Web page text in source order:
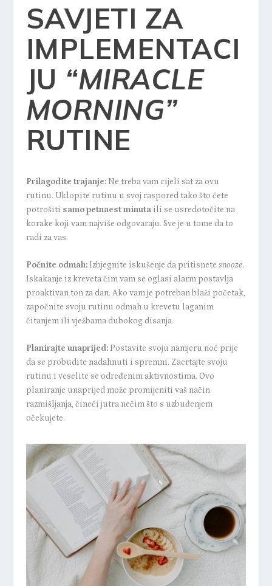
SAVJETI ZA
IMPLEMENTACI
JU “MIRACLE
MORNING”
RUTINE
Prilagodite trajanje: Ne treba vam cijeli sat za ovu
rutinu. Uklopite rutinu u svoj raspored tako što ćete
potrošiti samo petnaest minutaili se usredotočite na
korake koji vam najviše odgovaraju. Sve je u tome da to
radi za vas.
Počnite odmah: Izbjegnite iskušenje da pritisnete snooze.
Iskakanje iz kreveta čim vam se oglasi alarm postavlja
proaktivan ton za dan. Ako vam je potreban blaži početak,
započnite svoju rutinu odmah u krevetu laganim
čitanjem ili vježbama dubokog disanja.
Planirajte unaprijed: Postavite svoju namjeru noć prije
da se probudite nadahnuti i spremni. Zacrtajte svoju
rutinu i veselite se određenim aktivnostima. Ovo
planiranje unaprijed može promijeniti vaš način
razmišljanja, čineći jutra nečim što s uzbuđenjem
očekujete.